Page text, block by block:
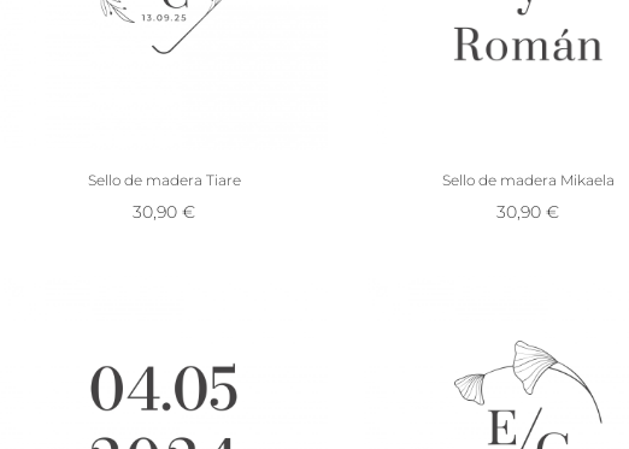
Sello de madera Tiare
30,90 €
Sello de madera Mikaela
30,90 €